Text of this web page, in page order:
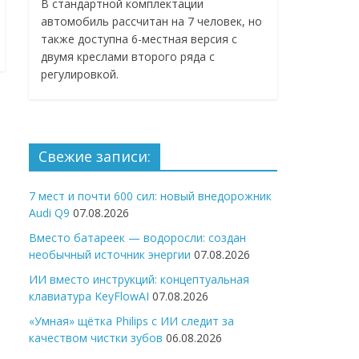
В стандартной комплектации
автомобиль рассчитан на 7 человек, но
также доступна 6-местная версия с
двумя креслами второго ряда с
регулировкой.
Свежие записи:
7 мест и почти 600 сил: новый внедорожник
Audi Q9 07.08.2026
Вместо батареек — водоросли: создан
необычный источник энергии 07.08.2026
ИИ вместо инструкций: концептуальная
клавиатура KeyFlowAI 07.08.2026
«Умная» щётка Philips с ИИ следит за
качеством чистки зубов 06.08.2026